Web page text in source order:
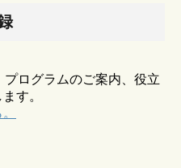
ログラムのご案内、役立
す。